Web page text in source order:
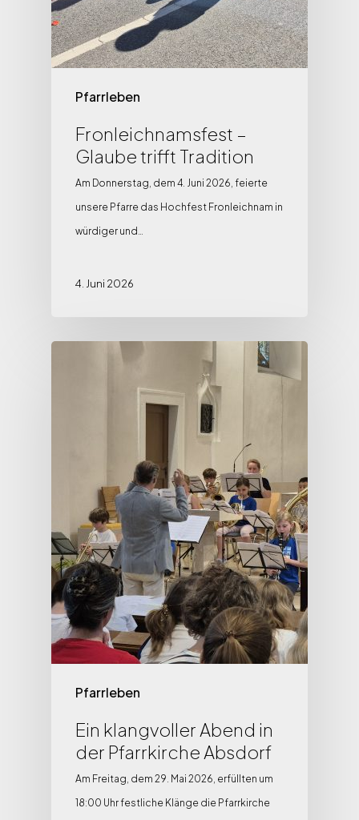
Pfarrleben
Fronleichnamsfest –
Glaube trifft Tradition
Am Donnerstag, dem 4. Juni 2026, feierte
unsere Pfarre das Hochfest Fronleichnam in
würdiger und…
4. Juni 2026
Pfarrleben
Ein klangvoller Abend in
der Pfarrkirche Absdorf
Am Freitag, dem 29. Mai 2026, erfüllten um
18:00 Uhr festliche Klänge die Pfarrkirche